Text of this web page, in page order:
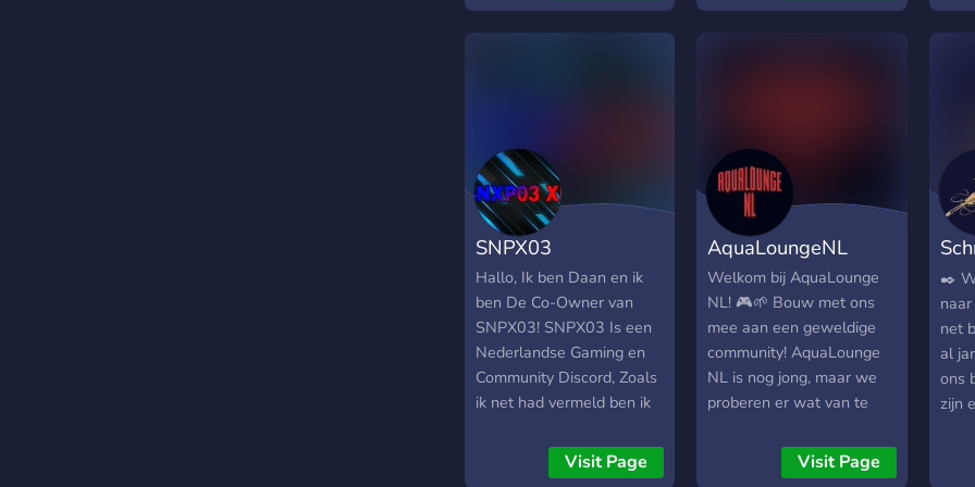
— iedereen is welkom!
SNPX03
Hallo, Ik ben Daan en ik
ben De Co-Owner van
SNPX03! SNPX03 Is een
Nederlandse Gaming en
Community Discord, Zoals
ik net had vermeld ben ik
van de server is: Thomas!
Wij zouden het leuk
Visit Page
AquaLoungeNL
Welkom bij AquaLounge
NL! 🎮🌱 Bouw met ons
mee aan een geweldige
community! AquaLounge
NL is nog jong, maar we
proberen er wat van te
gaming gericht, maar ook
toegankelijk voor de niet
Visit Page
✒️
net
al
ons
zijn